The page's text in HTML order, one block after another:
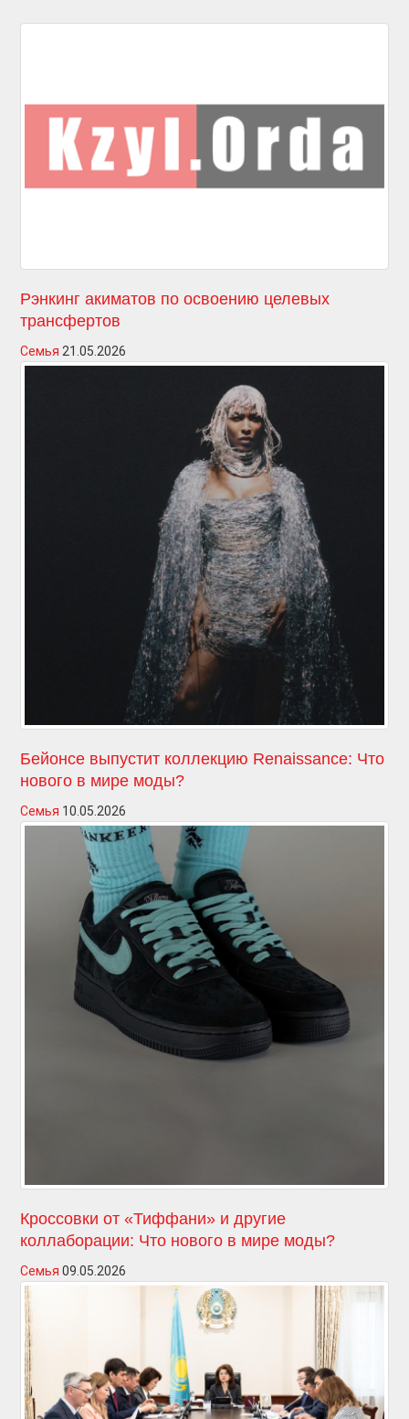
Рэнкинг акиматов по освоению целевых
трансфертов
Семья 21.05.2026
Бейонсе выпустит коллекцию Renaissance: Что
нового в мире моды?
Семья 10.05.2026
Кроссовки от «Тиффани» и другие
коллаборации: Что нового в мире моды?
Семья 09.05.2026